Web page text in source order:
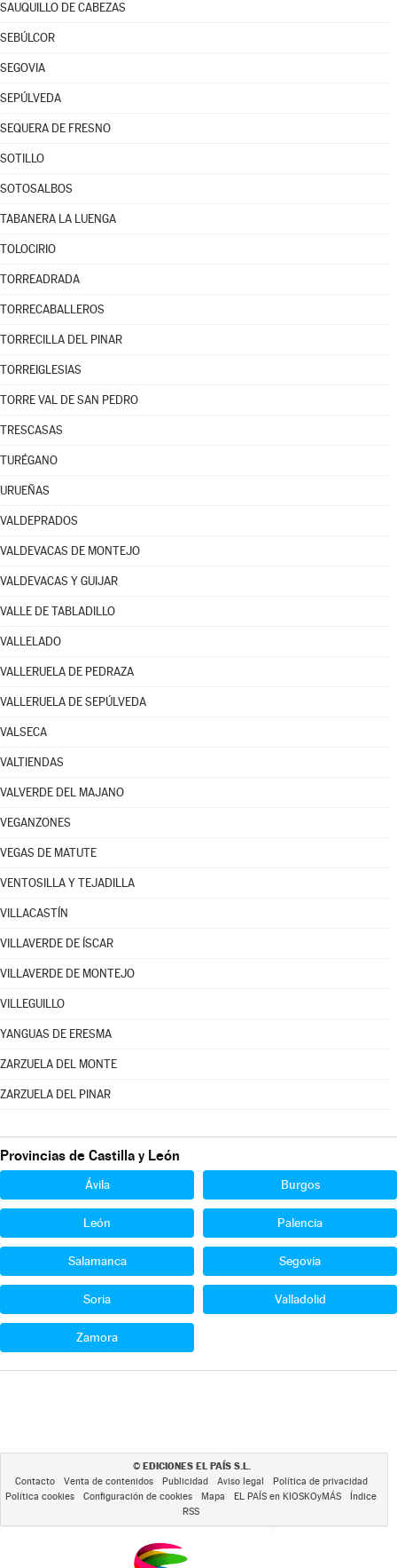
SAUQUILLO DE CABEZAS
SEBÚLCOR
SEGOVIA
SEPÚLVEDA
SEQUERA DE FRESNO
SOTILLO
SOTOSALBOS
TABANERA LA LUENGA
TOLOCIRIO
TORREADRADA
TORRECABALLEROS
TORRECILLA DEL PINAR
TORREIGLESIAS
TORRE VAL DE SAN PEDRO
TRESCASAS
TURÉGANO
URUEÑAS
VALDEPRADOS
VALDEVACAS DE MONTEJO
VALDEVACAS Y GUIJAR
VALLE DE TABLADILLO
VALLELADO
VALLERUELA DE PEDRAZA
VALLERUELA DE SEPÚLVEDA
VALSECA
VALTIENDAS
VALVERDE DEL MAJANO
VEGANZONES
VEGAS DE MATUTE
VENTOSILLA Y TEJADILLA
VILLACASTÍN
VILLAVERDE DE ÍSCAR
VILLAVERDE DE MONTEJO
VILLEGUILLO
YANGUAS DE ERESMA
ZARZUELA DEL MONTE
ZARZUELA DEL PINAR
Provincias de Castilla y León
Ávila Burgos
León Palencia
Salamanca Segovia
Soria Valladolid
Zamora
© EDICIONES EL PAÍS S.L.
Contacto Venta de contenidos Publicidad Aviso legal
Política de privacidad
Política cookies
Configuración de cookies Mapa EL PAÍS en KIOSKOyMÁS
Índice
RSS